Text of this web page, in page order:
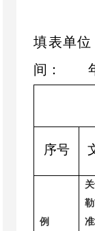
填表单位
间：
序号
例